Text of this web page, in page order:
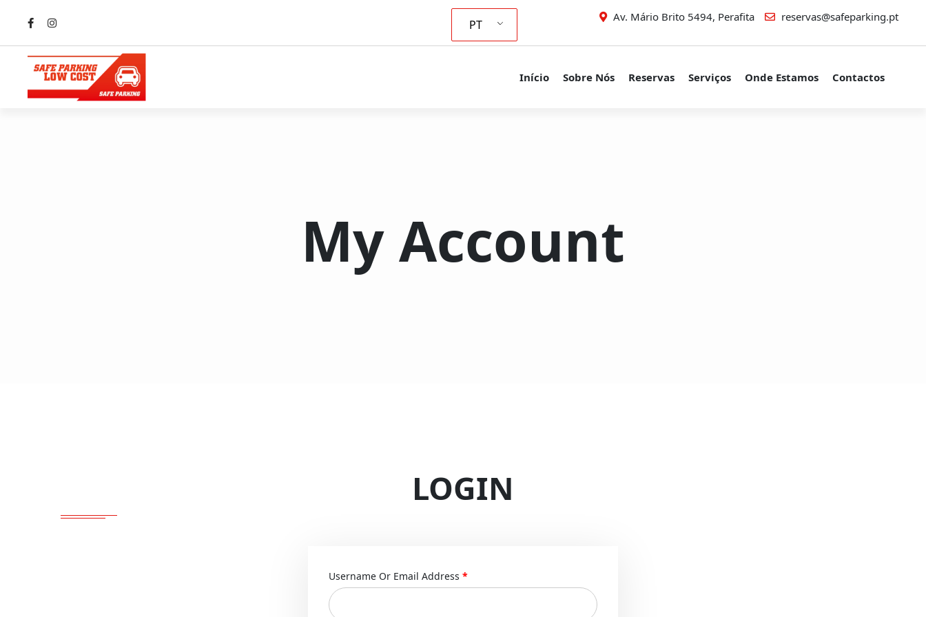
PT
Av. Mário Brito 5494, Perafita reservas@safeparking.pt
Início Sobre Nós Reservas Serviços Onde Estamos Contactos
My Account
LOGIN
Username Or Email Address *